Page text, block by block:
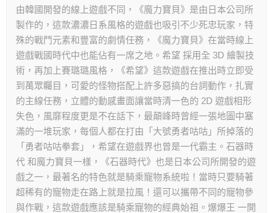
由韓國開發的線上遊戲不同，《魔力寶貝》是由日本公司所
製作的，這款濃濃日系風格的遊戲也吸引不少死忠玩家，特
殊的戰鬥元素和豐富的劇情任務，《魔力寶貝》在當時線上
遊戲戰國時代中也能佔有一席之地。希望 採用全 3D 繪製技
術，再加上賽璐璐風格，《希望》這款遊戲在推出時立即受
到萬眾矚目，可愛的怪物搭配上許多惡搞的台詞動作，扎實
的主線任務，立體的動感畫面讓當時清一色的 2D 遊戲相形
失色，風靡程度更是不在話下，最顛峰時曾經一張地圖中塞
滿的一堆玩家，每個人都在打由「大號勇者咕咕」所掉落的
「勇者咕咕拳套」，希望在遊戲界也曾是一代霸主。石器時
代 和魔力寶貝一樣，《石器時代》也是日本公司所開發的遊
戲之一，最著名的特色就是騎乘寵物系統啦！當時只要騎著
超稀有的寵物走在路上就是拉風！還可以攜帶不同的寵物參
與作戰，這款遊戲應該是騎乘寵物的經典始祖。爆爆王 一開